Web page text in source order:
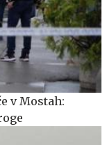
v Mostah: